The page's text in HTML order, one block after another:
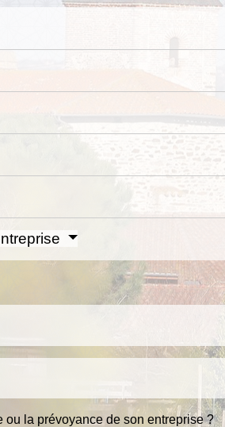
ou la prévoyance de son entreprise ?